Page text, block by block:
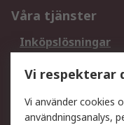
Våra tjänster
Inköpslösningar
DesignSpark
Ditt lokala
Vi respekterar
Vi använder cookies
användningsanalys,